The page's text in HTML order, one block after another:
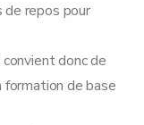
repos pour
donc de
de base